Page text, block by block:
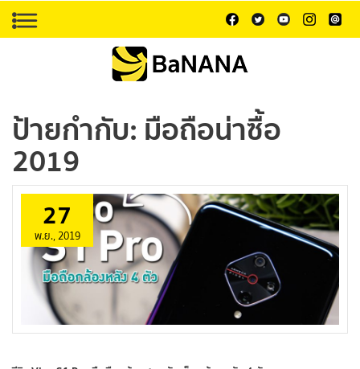
ป้ายกำกับ: มือถือน่าซื้อ
2019
27
พ.ย., 2019